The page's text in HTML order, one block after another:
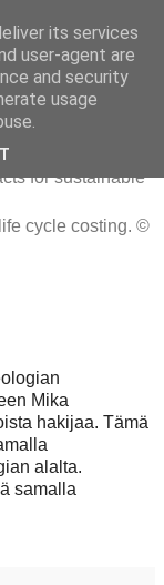
for sustainable
cycle costing. ©
Mika
hakijaa. Tämä
alalta.
samalla
its services
user-agent are
and security
usage